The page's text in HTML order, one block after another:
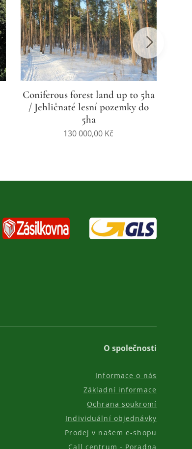
Coniferous forest land up to 5ha
/ Jehličnaté lesní pozemky do
5ha
130 000,00 Kč
O společnosti
Informace o nás
Základní informace
Ochrana soukromí
Individuální objednávky
Prodej v našem e-shopu
Call centrum - Poradna